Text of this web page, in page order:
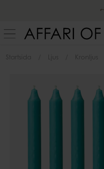
Startsida Ljus Kronljus